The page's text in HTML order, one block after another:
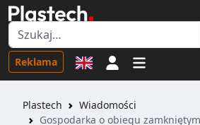
Reklama Logowanie
Plastech
Wiadomości
Gospodarka o obiegu zamkniętym